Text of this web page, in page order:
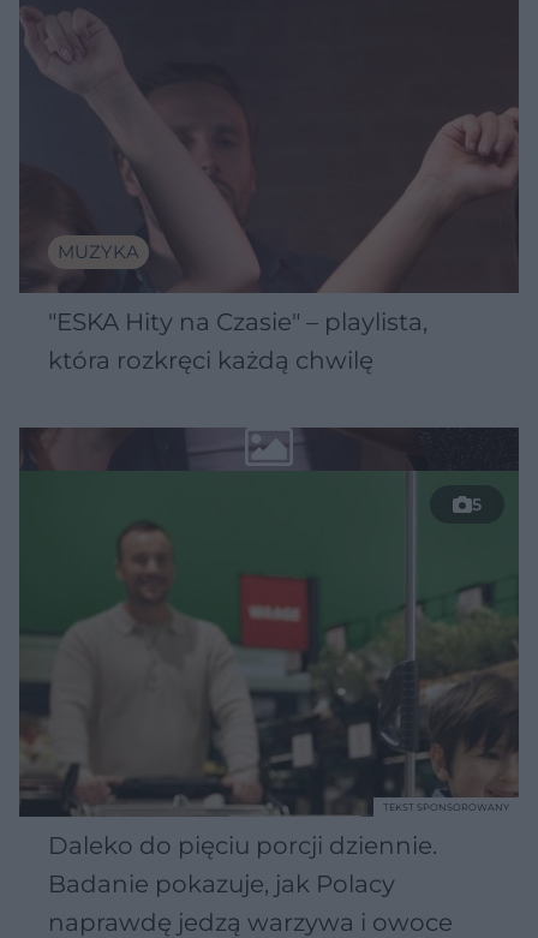
MUZYKA
"ESKA Hity na Czasie" – playlista,
która rozkręci każdą chwilę
5
Daleko do pięciu porcji dziennie.
Badanie pokazuje, jak Polacy
naprawdę jedzą warzywa i owoce
TEKST SPONSOROWANY